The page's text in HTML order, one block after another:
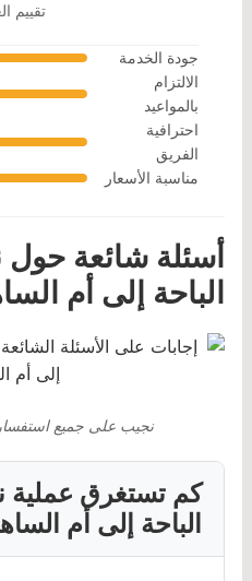
تقييم
جودة الخدمة
الالتزام
بالمواعيد
احترافية
الفريق
مناسبة الأسعار
أسئلة شائعة
الباحة إلى أم
نجيب على جميع
كم تستغرق
الباحة إلى أم